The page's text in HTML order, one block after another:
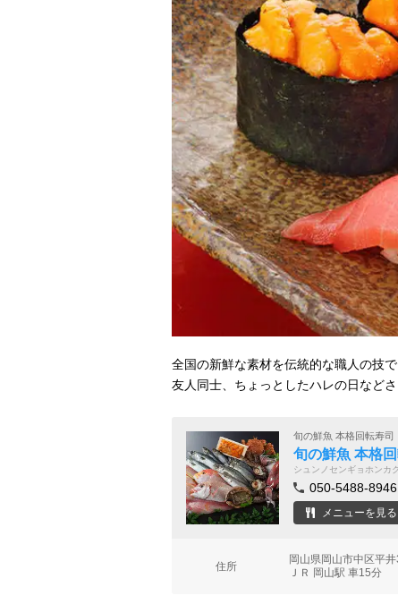
全国の新鮮な素材を伝統的な職人の技
友人同士、ちょっとしたハレの日など
旬の鮮魚 本格回転寿司
旬の鮮魚 本格
シュンノセンギョホンカ
050-5488-8946
メニューを見る
住所
岡山県岡山市中区平
ＪＲ 岡山駅 車15分